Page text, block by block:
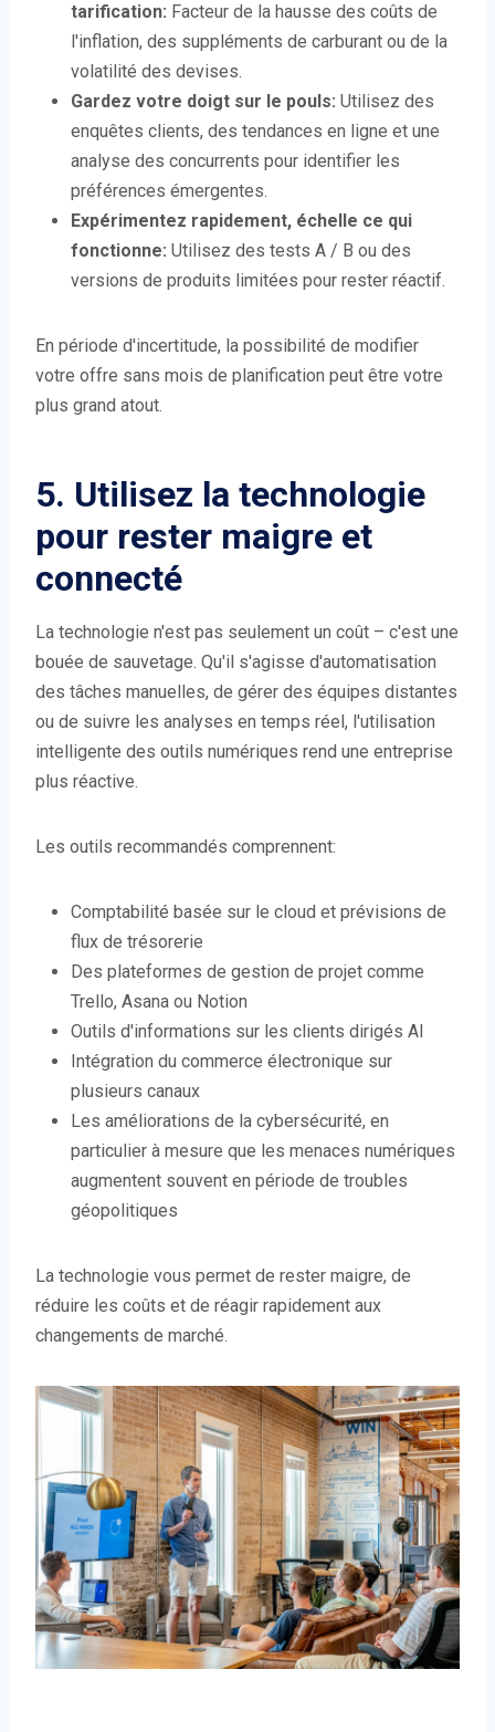
tarification: Facteur de la hausse des coûts de
l'inflation, des suppléments de carburant ou de la
volatilité des devises.
Gardez votre doigt sur le pouls: Utilisez des
enquêtes clients, des tendances en ligne et une
analyse des concurrents pour identifier les
préférences émergentes.
Expérimentez rapidement, échelle ce qui
fonctionne: Utilisez des tests A / B ou des
versions de produits limitées pour rester réactif.
En période d'incertitude, la possibilité de modifier
votre offre sans mois de planification peut être votre
plus grand atout.
5. Utilisez la technologie
pour rester maigre et
connecté
La technologie n'est pas seulement un coût – c'est une
bouée de sauvetage. Qu'il s'agisse d'automatisation
des tâches manuelles, de gérer des équipes distantes
ou de suivre les analyses en temps réel, l'utilisation
intelligente des outils numériques rend une entreprise
plus réactive.
Les outils recommandés comprennent:
Comptabilité basée sur le cloud et prévisions de
flux de trésorerie
Des plateformes de gestion de projet comme
Trello, Asana ou Notion
Outils d'informations sur les clients dirigés AI
Intégration du commerce électronique sur
plusieurs canaux
Les améliorations de la cybersécurité, en
particulier à mesure que les menaces numériques
augmentent souvent en période de troubles
géopolitiques
La technologie vous permet de rester maigre, de
réduire les coûts et de réagir rapidement aux
changements de marché.